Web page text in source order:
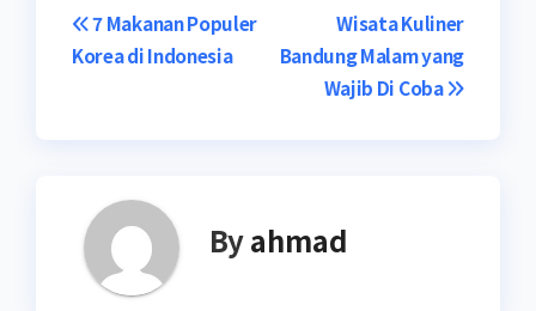
Navigasi
pos
Wisata Kuliner
Bandung Malam yang
Wajib Di Coba
7 Makanan Populer
Korea di Indonesia
Byahmad